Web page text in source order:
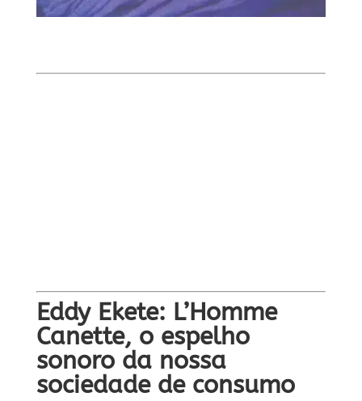
Eddy Ekete: L’Homme
Canette, o espelho
sonoro da nossa
sociedade de consumo